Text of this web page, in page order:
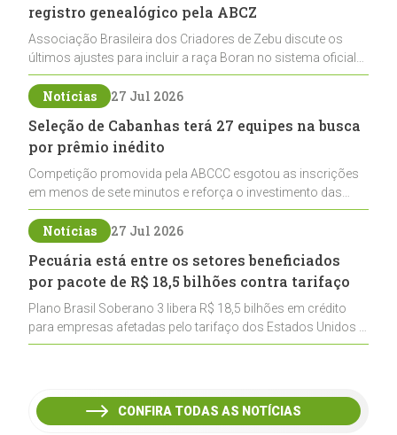
registro genealógico pela ABCZ
Associação Brasileira dos Criadores de Zebu discute os
últimos ajustes para incluir a raça Boran no sistema oficial
de registros, abrindo caminho para sua expansão na
pecuária nacional
Notícias 27 Jul 2026
Seleção de Cabanhas terá 27 equipes na busca
por prêmio inédito
Competição promovida pela ABCCC esgotou as inscrições
em menos de sete minutos e reforça o investimento das
cabanhas na seleção genética de Cavalos Crioulos voltados
ao laço
Notícias 27 Jul 2026
Pecuária está entre os setores beneficiados
por pacote de R$ 18,5 bilhões contra tarifaço
Plano Brasil Soberano 3 libera R$ 18,5 bilhões em crédito
para empresas afetadas pelo tarifaço dos Estados Unidos e
inclui a pecuária entre os setores estratégicos
CONFIRA TODAS AS NOTÍCIAS